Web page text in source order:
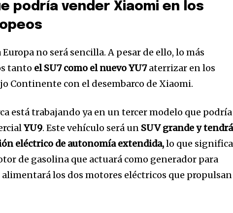
podría vender Xiaomi en los
no será sencilla. A pesar de ello, lo más
tanto el SU7 como el nuevo YU7aterrizar en los
Continente con el desembarco de Xiaomi.
está trabajando ya en un tercer modelo que podría
YU9. Este vehículo será un SUV grande y tendrá
eléctrico de autonomía extendida,lo que significa
de gasolina que actuará como generador para
los dos motores eléctricos que propulsan